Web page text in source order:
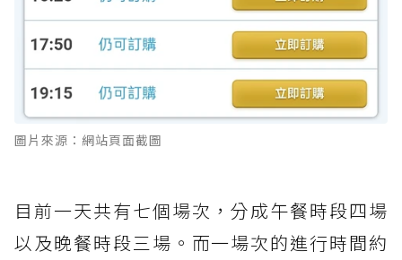
圖片來源：網站頁面截圖
目前一天共有七個場次，分成午餐時段四場
以及晚餐時段三場。而一場次的進行時間約